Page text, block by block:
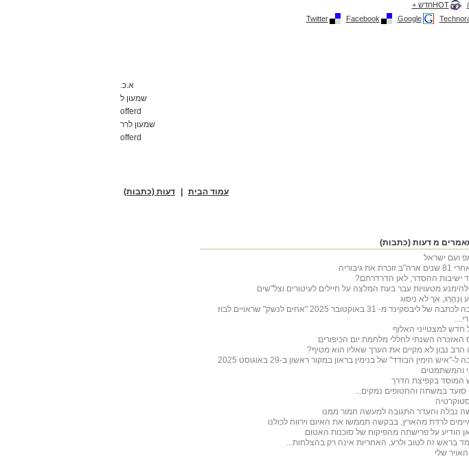
HOTחדש +
Google
Facebook
Twitter
א.כ.
שמעון ל
offerd
שמעון לרר
offerd
עמוד הבית דעות (כתבות)
מ דעות (כתבות)
ועם ישראל
זוכרת את גיבוריה
ישיבות ההסדר, לאן הדרדרתם?
להימנע מטעויות עבר בעת המלצה על חיילים לעיטורים וצל"שים
וְנֵהָרֵג, אך לא ניסוג
תגובה לכתבה של ליבסקינד מ- 31 באוקטובר 2025 "אחים לנשק" שראויים לבוז
חדש למצטייני האלוף
האזכרה השנתי לחללי מלחמת יום הכיפורים
הרב נבון לא מקיים את הערך שאליו הוא מטיף?
ל-"איש הימין הבודד" של בנימין בראון במקור ראשון ב-29 באוגוסט 2025
והמשתמטים
המוסד בקפיצת הדרך
סועד במשתה והחטופים נמקים...
נבלה והעדר התגובה למעשה חמור ממנו
לרדת מהארץ, בבקשה תממשו את האיום וירווח לכולנו
הודיע על פרישתה מהפיקוח של סוכנות האטום
בראש זה לטוב ולרע, האחריות אינה רק בהצלחות...
שלי